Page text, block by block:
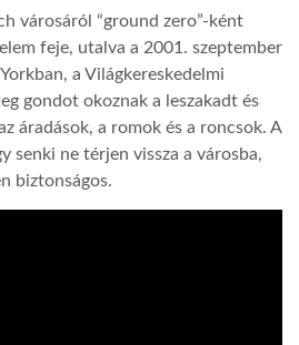
városáról “ground zero”-ként
feje, utalva a 2001. szeptember
a Világkereskedelmi
gondot okoznak a leszakadt és
áradások, a romok és a roncsok. A
senki ne térjen vissza a városba,
biztonságos.